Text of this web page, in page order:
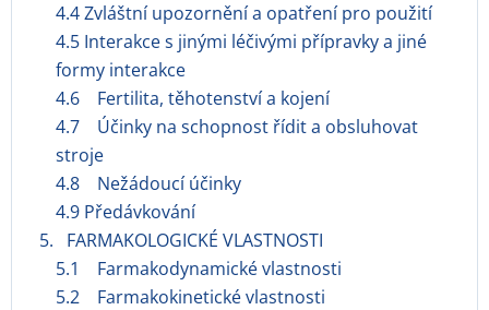
4.4 Zvláštní upozornění a opatření pro použití
4.5 Interakce s jinými léčivými přípravky a jiné
formy interakce
4.6 Fertilita, těhotenství a kojení
4.7 Účinky na schopnost řídit a obsluhovat
stroje
4.8 Nežádoucí účinky
4.9 Předávkování
5. FARMAKOLOGICKÉ VLASTNOSTI
5.1 Farmakodynamické vlastnosti
5.2 Farmakokinetické vlastnosti